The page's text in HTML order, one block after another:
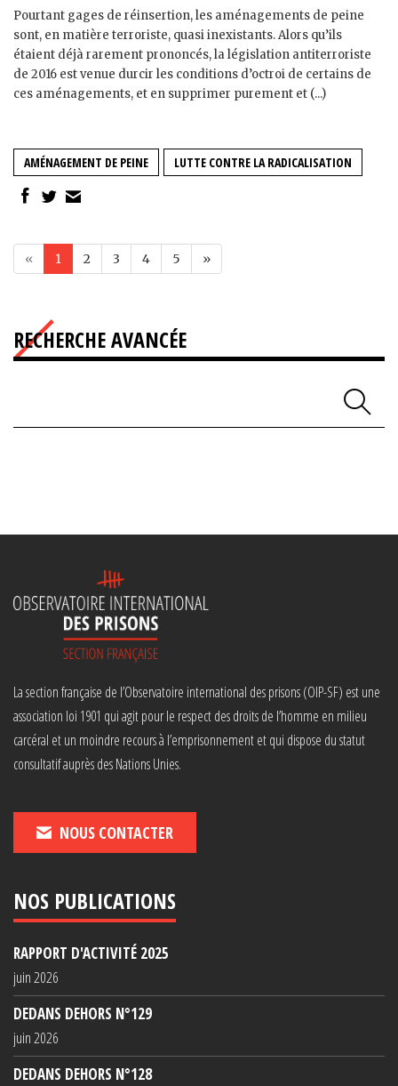
Pourtant gages de réinsertion, les aménagements de peine
sont, en matière terroriste, quasi inexistants. Alors qu’ils
étaient déjà rarement prononcés, la législation antiterroriste
de 2016 est venue durcir les conditions d’octroi de certains de
ces aménagements, et en supprimer purement et (...)
AMÉNAGEMENT DE PEINE LUTTE CONTRE LA RADICALISATION
« 1 2 3 4 5 »
RECHERCHE AVANCÉE
La section française de l’Observatoire international des prisons (OIP-SF) est une
association loi 1901 qui agit pour le respect des droits de l’homme en milieu
carcéral et un moindre recours à l’emprisonnement et qui dispose du statut
consultatif auprès des Nations Unies.
NOUS CONTACTER
NOS PUBLICATIONS
RAPPORT D'ACTIVITÉ 2025
juin 2026
DEDANS DEHORS N°129
juin 2026
DEDANS DEHORS N°128